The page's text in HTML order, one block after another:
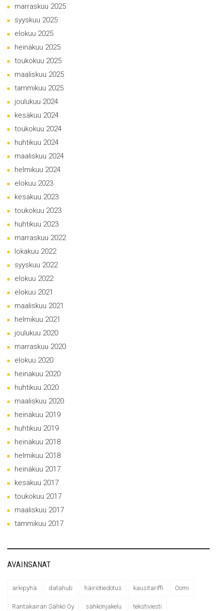
marraskuu 2025
syyskuu 2025
elokuu 2025
heinäkuu 2025
toukokuu 2025
maaliskuu 2025
tammikuu 2025
joulukuu 2024
kesäkuu 2024
toukokuu 2024
huhtikuu 2024
maaliskuu 2024
helmikuu 2024
elokuu 2023
kesäkuu 2023
toukokuu 2023
huhtikuu 2023
marraskuu 2022
lokakuu 2022
syyskuu 2022
elokuu 2022
elokuu 2021
maaliskuu 2021
helmikuu 2021
joulukuu 2020
marraskuu 2020
elokuu 2020
heinäkuu 2020
huhtikuu 2020
maaliskuu 2020
heinäkuu 2019
huhtikuu 2019
heinäkuu 2018
helmikuu 2018
heinäkuu 2017
kesäkuu 2017
toukokuu 2017
maaliskuu 2017
tammikuu 2017
AVAINSANAT
arkipyhä datahub häiriötiedotus kausitariffi Oomi
Rantakairan Sähkö Oy sähkönjakelu tekstiviesti